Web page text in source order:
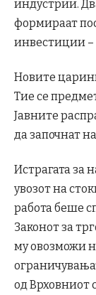
индустрии.
формираат
инвестиции –
Новите
Тие се
Јавните
да започнат на
Истрагата за
увозот на
работа беше
Законот за
му овозможи
од Врховниот